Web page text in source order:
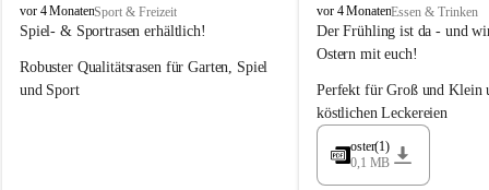
M
a
e
r
vor 4 MonatenSport & Freizeit
Spiel- & Sportrasen erhältlich!
Robuster Qualitätsrasen für Garten, Spiel
und Sport
M
a
y
r
G
ü
vor 4 MonatenEssen & Trinken
Der Frühling ist da - und
Ostern mit euch!
Perfekt für Groß und Klein
köstlichen Leckereien
oster(1)
0,1 MB